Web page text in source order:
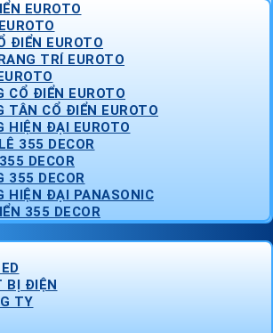
EUROTO
ĐIỂN EUROTO
TRÍ EUROTO
CỔ ĐIỂN EUROTO
TÂN CỔ ĐIỂN EUROTO
HIỆN ĐẠI EUROTO
355 DECOR
DECOR
355 DECOR
HIỆN ĐẠI PANASONIC
355 DECOR
BỊ ĐIỆN
TY